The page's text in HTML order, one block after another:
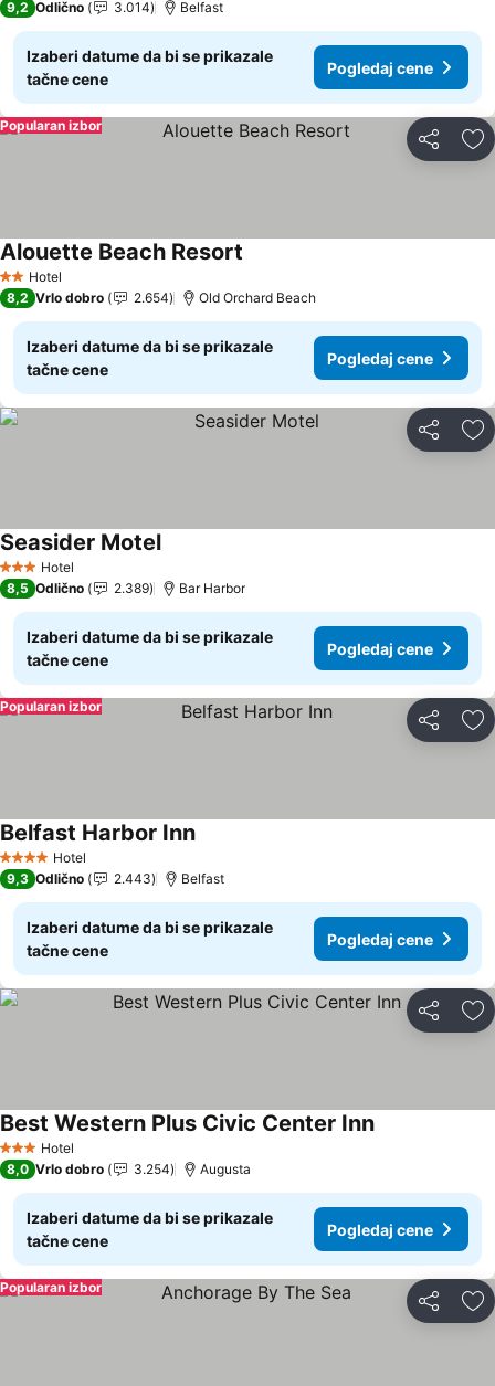
9,2 Odlično 3.014 Belfast
Izaberi datume da bi se prikazale
tačne cene
Pogledaj cene
Deli
Popularan izbor
2 Zvezdice
Hotel
Alouette Beach Resort
8,2 Vrlo dobro 2.654 Old Orchard Beach
Izaberi datume da bi se prikazale
tačne cene
Pogledaj cene
Deli
3 Zvezdice
Hotel
Seasider Motel
8,5 Odlično 2.389 Bar Harbor
Izaberi datume da bi se prikazale
tačne cene
Pogledaj cene
Deli
Popularan izbor
4 ZvezdiceHotel
Belfast Harbor Inn
9,3 Odlično 2.443 Belfast
Izaberi datume da bi se prikazale
tačne cene
Pogledaj cene
Deli
3 Zvezdice
Hotel
Best Western Plus Civic Center Inn
8,0 Vrlo dobro 3.254 Augusta
Izaberi datume da bi se prikazale
tačne cene
Pogledaj cene
Deli
Popularan izbor